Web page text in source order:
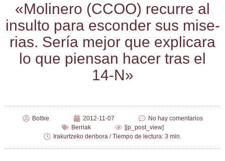
«Moli­ne­ro (CCOO) recu­rre al
insul­to para escon­der sus mise­
rias. Sería mejor que expli­ca­ra
lo que pien­san hacer tras el
14‑N»
Boltxe 2012-11-07
No hay comentarios
Berriak
[jp_post_view]
Irakurtzeko denbora / Tiempo de lectura: 3 min.